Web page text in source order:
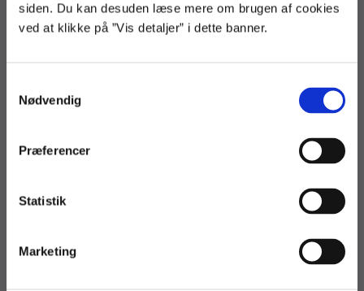
siden. Du kan desuden læse mere om brugen af cookies
ved at klikke på ”Vis detaljer” i dette banner.
Nødvendig
Præferencer
Statistik
Marketing
Arsenalvej 33
9800 Hjørring
loen@statens-adm.dk
EAN: 5798000010703
Telefontid
Man - tor kl. 9-15 (fre kl. 9-13)